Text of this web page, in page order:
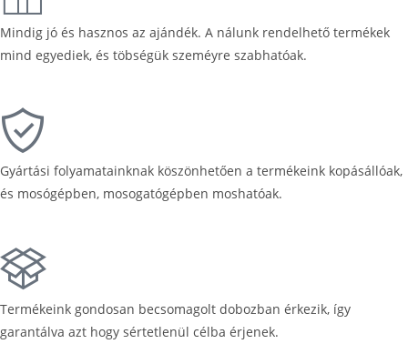
Mindig jó és hasznos az ajándék. A nálunk rendelhető termékek
mind egyediek, és töbségük szeméyre szabhatóak.
Gyártási folyamatainknak köszönhetően a termékeink kopásállóak,
és mosógépben, mosogatógépben moshatóak.
Termékeink gondosan becsomagolt dobozban érkezik, így
garantálva azt hogy sértetlenül célba érjenek.